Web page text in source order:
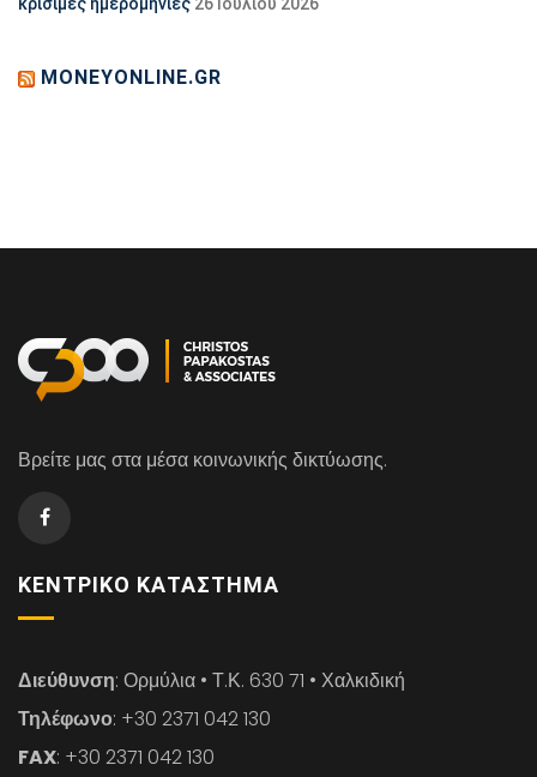
κρίσιμες ημερομηνίες 26 Ιουλίου 2026
MONEYONLINE.GR
Βρείτε μας στα μέσα κοινωνικής δικτύωσης.
ΚΕΝΤΡΙΚΌ ΚΑΤΆΣΤΗΜΑ
Διεύθυνση: Ορμύλια • Τ.Κ. 630 71 • Χαλκιδική
Τηλέφωνο: +30 2371 042 130
FAX: +30 2371 042 130